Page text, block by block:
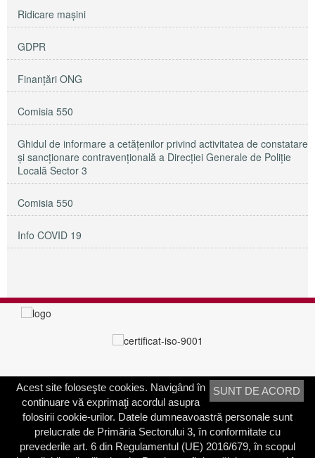
Ridicare maşini
GDPR
Finanțări ONG
Comisia 550
Ghidul de informare a cetățenilor privind activitatea de constatare
și sancționare contravențională a Direcției Generale de Poliție
Locală Sector 3
Comisia 550
Info COVID 19
PRIMĂRIA SECTORULUI 3
Adresa:Calea Dudeşti nr. 191
Bucureşti, Sector 3, România
Contactați-ne
SUNT DE ACORD
Acest site foloseşte cookies. Navigând în
continuare vă exprimaţi acordul asupra
folosirii cookie-urilor. Datele dumneavoastră personale sunt
prelucrate de Primăria Sectorului 3, în conformitate cu
prevederile art. 6 din Regulamentul (UE) 2016/679, în scopul